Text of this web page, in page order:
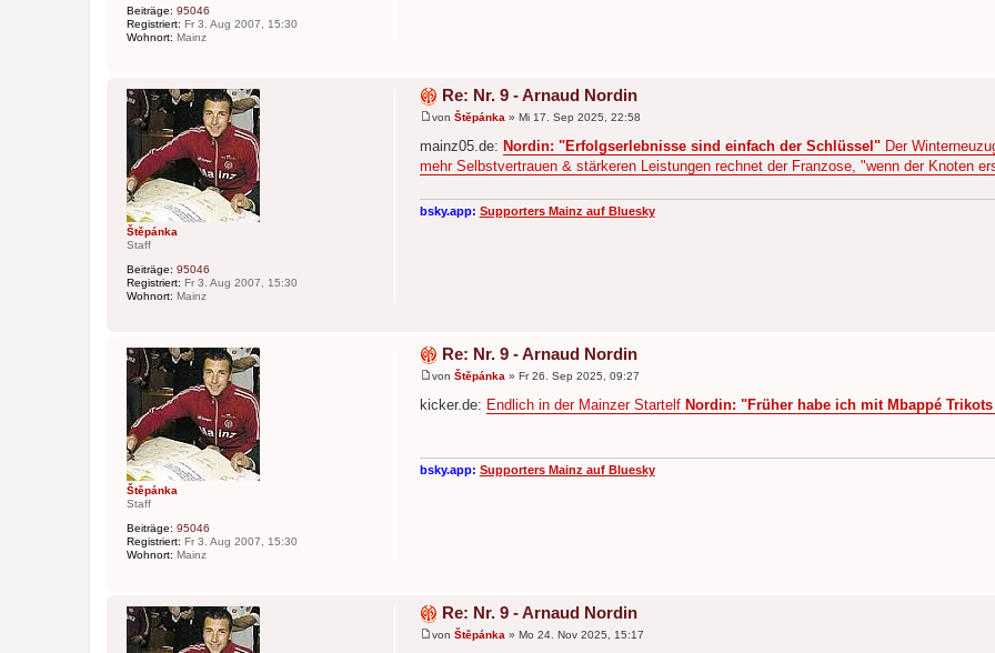
Beiträge: 95046
Registriert: Fr 3. Aug 2007, 15:30
Wohnort: Mainz
Štěpánka
Staff
Beiträge: 95046
Registriert: Fr 3. Aug 2007, 15:30
Wohnort: Mainz
Re: Nr. 9 - Arnaud Nordin
i
t
g
von Štěpánka » Mi 17. Sep 2025, 22:58
mainz05.de: Nordin: "Erfolgserlebnisse sind einfach der Schlüssel"Der
mehr Selbstvertrauen & stärkeren Leistungen rechnet der Franzose, "wenn der Knoten
bsky.app: Supporters Mainz auf Bluesky
Štěpánka
Staff
Beiträge: 95046
Registriert: Fr 3. Aug 2007, 15:30
Wohnort: Mainz
Re: Nr. 9 - Arnaud Nordin
i
g
von Štěpánka » Fr 26. Sep 2025, 09:27
kicker.de: Endlich in der Mainzer Startelf Nordin: "Früher habe ich mit Mbappé
bsky.app: Supporters Mainz auf Bluesky
Re: Nr. 9 - Arnaud Nordin
von Štěpánka » Mo 24. Nov 2025, 15:17